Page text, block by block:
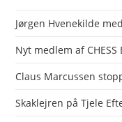
Jørgen Hvenekilde
Nyt medlem af CHESS
Claus Marcussen
Skaklejren på Tjele